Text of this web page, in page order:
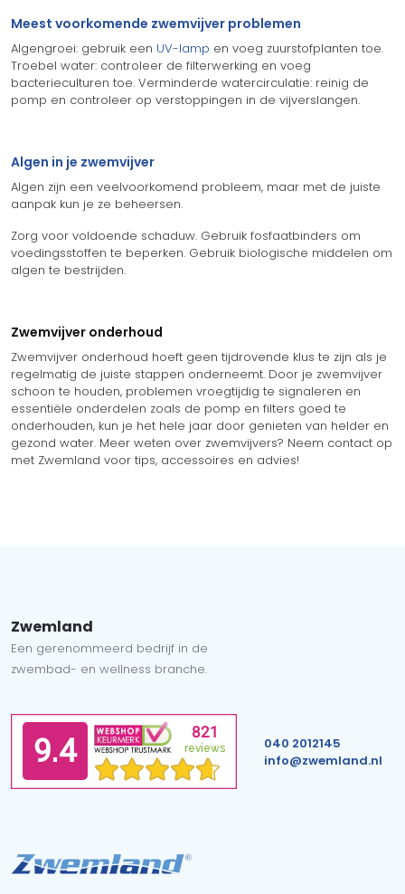
Meest voorkomende zwemvijver problemen
Algengroei: gebruik een UV-lamp en voeg zuurstofplanten toe.
Troebel water: controleer de filterwerking en voeg
bacterieculturen toe. Verminderde watercirculatie: reinig de
pomp en controleer op verstoppingen in de vijverslangen.
Algen in je zwemvijver
Algen zijn een veelvoorkomend probleem, maar met de juiste
aanpak kun je ze beheersen.
Zorg voor voldoende schaduw. Gebruik fosfaatbinders om
voedingsstoffen te beperken. Gebruik biologische middelen om
algen te bestrijden.
Zwemvijver onderhoud
Zwemvijver onderhoud hoeft geen tijdrovende klus te zijn als je
regelmatig de juiste stappen onderneemt. Door je zwemvijver
schoon te houden, problemen vroegtijdig te signaleren en
essentiële onderdelen zoals de pomp en filters goed te
onderhouden, kun je het hele jaar door genieten van helder en
gezond water. Meer weten over zwemvijvers? Neem contact op
met Zwemland voor tips, accessoires en advies!
Zwemland
Een gerenommeerd bedrijf in de
zwembad- en wellness branche.
040 2012145
info@zwemland.nl